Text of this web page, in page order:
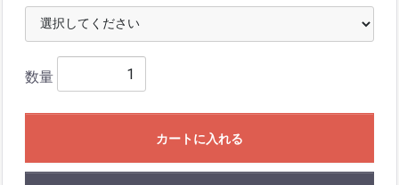
数量
カートに入れる